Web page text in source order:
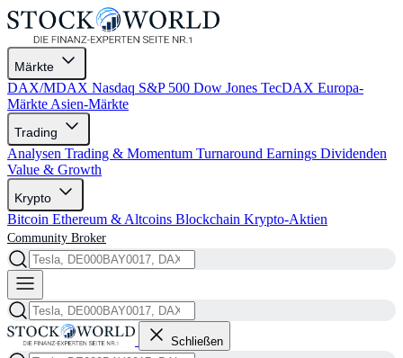
Märkte
DAX/MDAX Nasdaq S&P 500 Dow Jones TecDAX Europa-
Märkte Asien-Märkte
Trading
Analysen Trading & Momentum Turnaround Earnings Dividenden
Value & Growth
Krypto
Bitcoin Ethereum & Altcoins Blockchain Krypto-Aktien
Community Broker
Schließen